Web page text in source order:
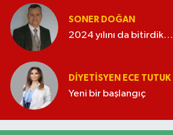
SONER DOĞAN
2024 yılını da bitirdik…
DIYETISYEN ECE TUTUK
Yeni bir başlangıç